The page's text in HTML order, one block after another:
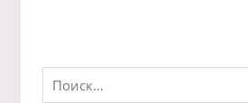
Найти: